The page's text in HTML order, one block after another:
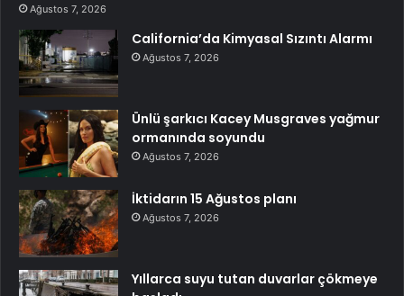
Ağustos 7, 2026
California’da Kimyasal Sızıntı Alarmı
Ağustos 7, 2026
Ünlü şarkıcı Kacey Musgraves yağmur
ormanında soyundu
Ağustos 7, 2026
İktidarın 15 Ağustos planı
Ağustos 7, 2026
Yıllarca suyu tutan duvarlar çökmeye